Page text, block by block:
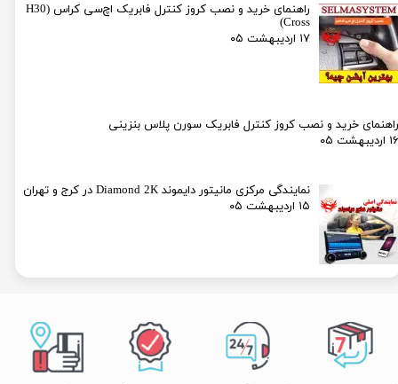
راهنمای خرید و نصب کروز کنترل فابریک اچ‌سی کراس (H30
Cross)
۱۷ اردیبهشت ۰۵
راهنمای خرید و نصب کروز کنترل فابریک سورن پلاس بنزینی
۱۶ اردیبهشت ۰۵
نمایندگی مرکزی مانیتور دایموند Diamond 2K در کرج و تهران
۱۵ اردیبهشت ۰۵